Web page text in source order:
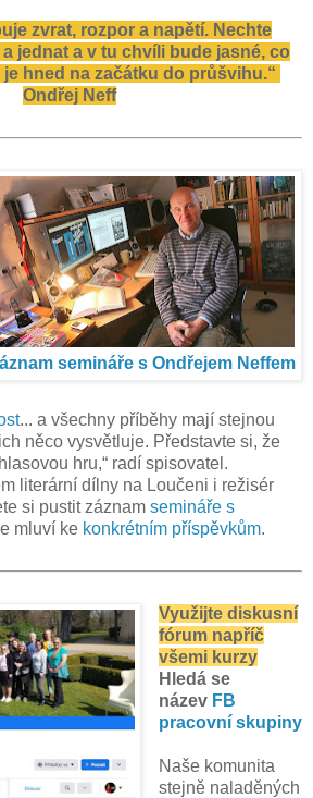
zvrat, rozpor a napětí. Nechte
jednat a v tu chvíli bude jasné, co
je hned na začátku do průšvihu.“
Ondřej Neff
semináře s Ondřejem Neffem
... a všechny příběhy mají stejnou
něco vysvětluje. Představte si, že
hru,“ radí spisovatel.
literární dílny na Loučeni i režisér
si pustit záznam semináře s
mluví ke konkrétním příspěvkům.
Využijte diskusní
fórum napříč
všemi kurzy
Hledá se
název FB
pracovní skupiny
Naše komunita
stejně naladěných